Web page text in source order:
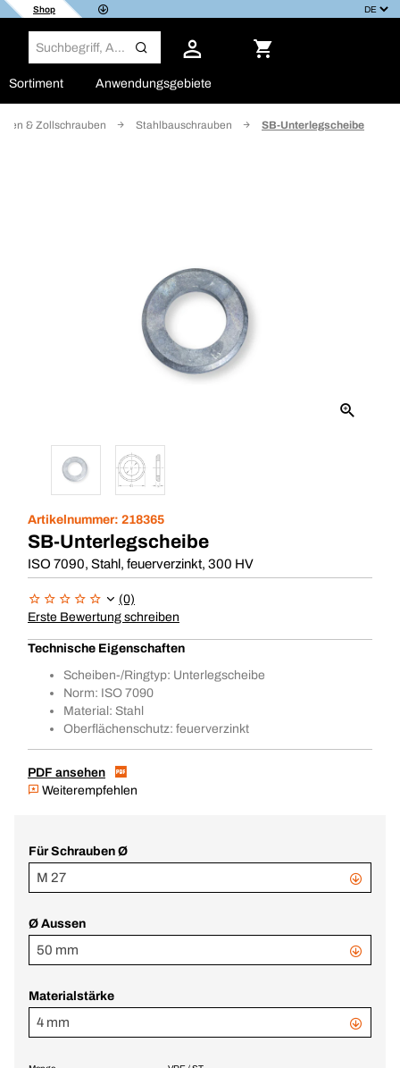
Shop
Sortiment Anwendungsgebiete
& Zollschrauben Stahlbauschrauben SB-Unterlegscheibe
Artikelnummer: 218365
SB-Unterlegscheibe
ISO 7090, Stahl, feuerverzinkt, 300 HV
(0)
Erste Bewertung schreiben
Technische Eigenschaften
Scheiben-/Ringtyp: Unterlegscheibe
Norm: ISO 7090
Material: Stahl
Oberflächenschutz: feuerverzinkt
PDF ansehen
Weiterempfehlen
Für Schrauben Ø
M 27
Ø Aussen
50 mm
Materialstärke
4 mm